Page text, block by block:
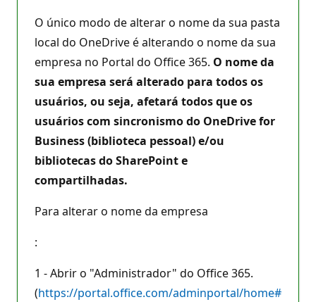
O único modo de alterar o nome da sua pasta
local do OneDrive é alterando o nome da sua
empresa no Portal do Office 365. O nome da
sua empresa será alterado para todos os
usuários, ou seja, afetará todos que os
usuários com sincronismo do OneDrive for
Business (biblioteca pessoal) e/ou
bibliotecas do SharePoint e
compartilhadas.
Para alterar o nome da empresa
:
1 - Abrir o "Administrador" do Office 365.
(https://portal.office.com/adminportal/home#